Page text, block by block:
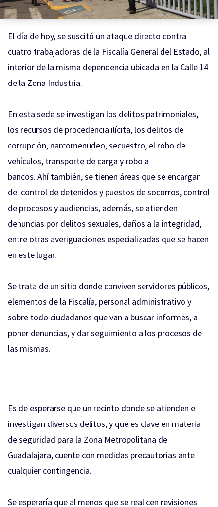
El día de hoy, se suscitó un ataque directo contra
cuatro trabajadoras de la Fiscalía General del Estado, al
interior de la misma dependencia ubicada en la Calle 14
de la Zona Industria.
En esta sede se investigan los delitos patrimoniales,
los recursos de procedencia ilícita, los delitos de
corrupción, narcomenudeo, secuestro, el robo de
vehículos, transporte de carga y robo a
bancos. Ahí también, se tienen áreas que se encargan
del control de detenidos y puestos de socorros, control
de procesos y audiencias, además, se atienden
denuncias por delitos sexuales, daños a la integridad,
entre otras averiguaciones especializadas que se hacen
en este lugar.
Se trata de un sitio donde conviven servidores públicos,
elementos de la Fiscalía, personal administrativo y
sobre todo ciudadanos que van a buscar informes, a
poner denuncias, y dar seguimiento a los procesos de
las mismas.
Es de esperarse que un recinto donde se atienden e
investigan diversos delitos, y que es clave en materia
de seguridad para la Zona Metropolitana de
Guadalajara, cuente con medidas precautorias ante
cualquier contingencia.
Se esperaría que al menos que se realicen revisiones